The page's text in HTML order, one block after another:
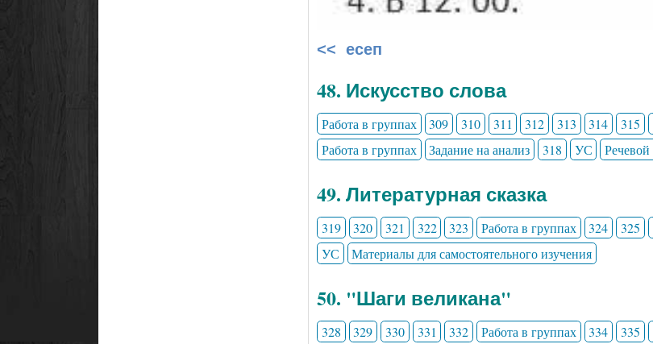
<< есеп
48. Искусство слова
Работа в группах 309 310 311 312 313 314 315
Работа в группах
Задание на анализ 318 УС
49. Литературная сказка
319 320 321 322 323 Работа в группах 324 325
УС
Материалы для самостоятельного изучения
50. "Шаги великана"
328 329 330 331 332 Работа в группах 334 335